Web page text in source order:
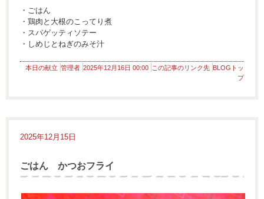
・ごはん
・鶏肉と大根のこってり煮
・スパゲッティソテー
・しめじとねぎのみそ汁
本日の献立 管理者 2025年12月16日 00:00 この記事のリンク先 BLOGトッ
プ
2025年12月15日
ごはん かつおフライ